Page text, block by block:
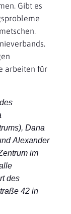
Gibt es
arbeiten für
Dana
Alexander
im
des
42 in